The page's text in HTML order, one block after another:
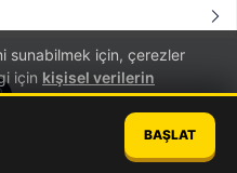
sunabilmek için, çerezler
için kişisel verilerin
inceleyebilirsiniz.
İle Hazırlanmıştır.
BAŞLAT